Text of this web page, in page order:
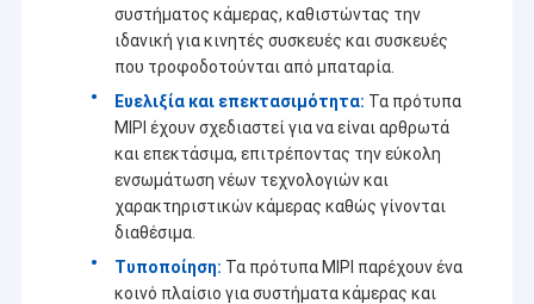
Εμφάνιση VR
Σχετικά με εμάς
Γύρος εργοστασίων
Ποιοτικός έλεγχος
επαφή
συστήματος κάμερας, καθιστώντας την
ιδανική για κινητές συσκευές και συσκευές
που τροφοδοτούνται από μπαταρία.
Ευελιξία και επεκτασιμότητα: Τα πρότυπα
MIPI έχουν σχεδιαστεί για να είναι αρθρωτά
και επεκτάσιμα, επιτρέποντας την εύκολη
ενσωμάτωση νέων τεχνολογιών και
χαρακτηριστικών κάμερας καθώς γίνονται
διαθέσιμα.
Τυποποίηση: Τα πρότυπα MIPI παρέχουν ένα
κοινό πλαίσιο για συστήματα κάμερας και
ανταγωνιστικότερη τιμή και την καλύτερη ποιότητα.
Αυτή τη στιγμή, τα προϊόντα μας περιλαμβάνουν στην ενότητα
DVP, την κινητή ενότητα τηλεφωνικών καμερών, την ενότητα
καμερών σημειωματάριων, τα κάμερα ασφαλείας, τη κάμερα
αυτοκινήτων και τα έξυπνα προϊόντα καμερών ακονιών σε πολλές
διαφορετικές περιοχές όπως VR, το AR, τρισδιάστατος, το AI, τη
φορετή συσκευή, την κάσκα, τη ρομποτικήγυαλιών, IoT, ιατρικό
βιομηχανικό, agrotechny, τη βιομετρική, την απεικόνιση, τη
μηχανική όραση, την όραση υπολογιστών, την ασφάλεια, κ.λπ.
Οποιοδήποτε προϊόν σχετικό με την ενότητα καμερών,
μπορούμε
να βρούμε την καλύτερη λύση για σας.